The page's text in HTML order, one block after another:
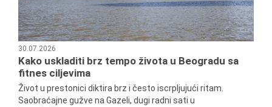
30.07.2026
Kako uskladiti brz tempo života u Beogradu sa
fitnes ciljevima
Život u prestonici diktira brz i često iscrpljujući ritam.
Saobraćajne gužve na Gazeli, dugi radni sati u